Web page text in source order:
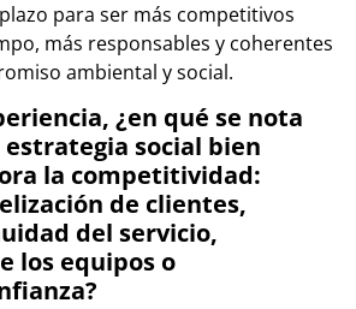
para ser más competitivos
más responsables y coherentes
ambiental y social.
¿en qué se nota
social bien
la competitividad:
de clientes,
del servicio,
los equipos o